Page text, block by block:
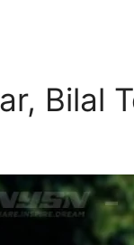
Bilal